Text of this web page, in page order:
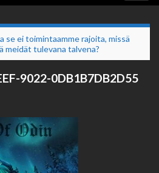
se ei toimintaamme rajoita, missä
meidät tulevana talvena?
9022-0DB1B7DB2D55